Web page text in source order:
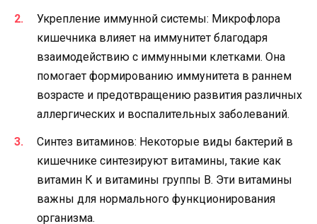
Укрепление иммунной системы: Микрофлора
кишечника влияет на иммунитет благодаря
взаимодействию с иммунными клетками. Она
помогает формированию иммунитета в раннем
возрасте и предотвращению развития различных
аллергических и воспалительных заболеваний.
Синтез витаминов: Некоторые виды бактерий в
кишечнике синтезируют витамины, такие как
витамин К и витамины группы В. Эти витамины
важны для нормального функционирования
организма.